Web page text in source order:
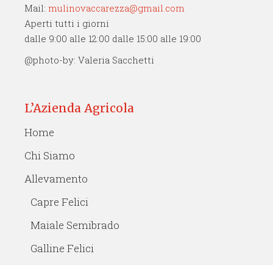
Mail: mulinovaccarezza@gmail.com
Aperti tutti i giorni
dalle 9:00 alle 12:00 dalle 15:00 alle 19:00
@photo-by: Valeria Sacchetti
L’Azienda Agricola
Home
Chi Siamo
Allevamento
Capre Felici
Maiale Semibrado
Galline Felici